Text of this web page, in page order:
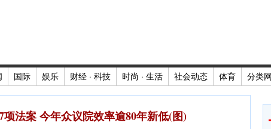
国际 娱乐 财经 · 科技 时尚 · 生活 社会动态 体育 分类网
项法案 今年众议院效率逾80年新低(图)